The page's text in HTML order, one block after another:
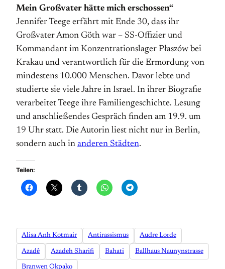
Mein Großvater hätte mich erschossen“
Jennifer Teege erfährt mit Ende 30, dass ihr
Großvater Amon Göth war – SS-Offizier und
Kommandant im Konzentrationslager Płaszów bei
Krakau und verantwortlich für die Ermordung von
mindestens 10.000 Menschen. Davor lebte und
studierte sie viele Jahre in Israel. In ihrer Biografie
verarbeitet Teege ihre Familiengeschichte. Lesung
und anschließendes Gespräch finden am 19.9. um
19 Uhr statt. Die Autorin liest nicht nur in Berlin,
sondern auch in anderen Städten.
Teilen:
Alisa Anh Kotmair Antirassismus Audre Lorde
Azadê Azadeh Sharifi Bahati Ballhaus Naunynstrasse
Branwen Okpako